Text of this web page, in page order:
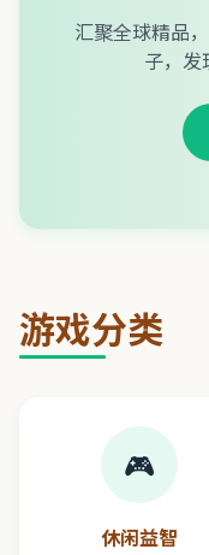
汇聚全球精品
子，发
游戏分类
🎮
休闲益智